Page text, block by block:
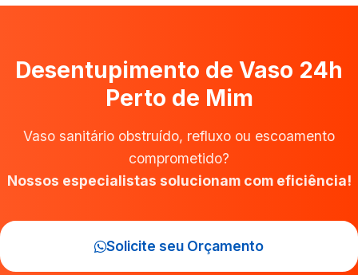
Desentupimento de Vaso 24h
Perto de Mim
Vaso sanitário obstruído, refluxo ou escoamento
comprometido?
Nossos especialistas solucionam com eficiência!
Solicite seu Orçamento